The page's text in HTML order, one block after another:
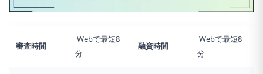
審査時間
Webで最短8
分
融資時間
Webで最短8
分